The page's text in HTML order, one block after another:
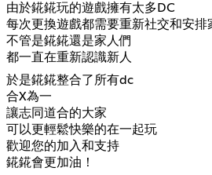
由於錵錵玩的遊戲擁有太多DC
每次更換遊戲都需要重新社交和安排
不管是錵錵還是家人們
都一直在重新認識新人
於是錵錵整合了所有dc
合X為一
讓志同道合的大家
可以更輕鬆快樂的在一起玩
歡迎您的加入和支持
錵錵會更加油！